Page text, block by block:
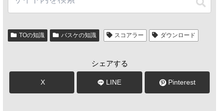
TOの知識 バスケの知識 スコアラー ダウンロード
シェアする
X LINE Pinterest